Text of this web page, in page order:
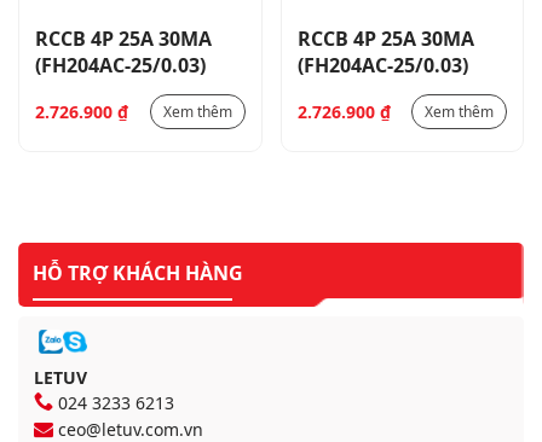
RCCB 4P 25A 30MA
(FH204AC-25/0.03)
2.726.900 ₫ Xem thêm
RCCB 4P 25A 30MA
(FH204AC-25/0.03)
2.726.900 ₫ Xem thêm
HỖ TRỢ KHÁCH HÀNG
LETUV
024 3233 6213
ceo@letuv.com.vn